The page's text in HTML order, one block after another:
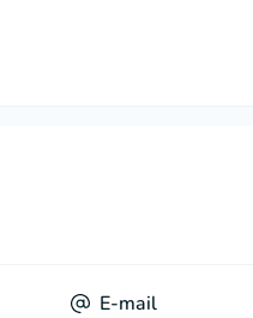
E-mail